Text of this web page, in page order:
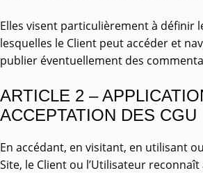
Elles visent particulièrement à définir
lesquelles le Client peut accéder et
publier éventuellement des
ARTICLE 2 –
ACCEPTATION DES CGU
En accédant, en visitant, en utilisant
Site, le Client ou l’Utilisateur